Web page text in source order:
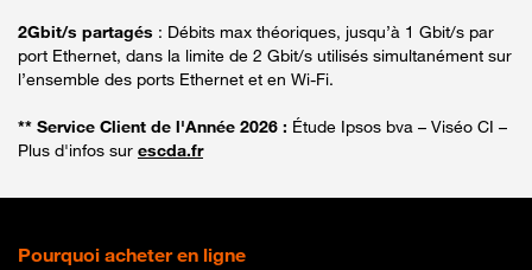
2Gbit/s partagés : Débits max théoriques, jusqu’à 1 Gbit/s par
port Ethernet, dans la limite de 2 Gbit/s utilisés simultanément sur
l’ensemble des ports Ethernet et en Wi-Fi.
** Service Client de l'Année 2026 : Étude Ipsos bva – Viséo CI –
Plus d'infos sur escda.fr
Pourquoi acheter en ligne